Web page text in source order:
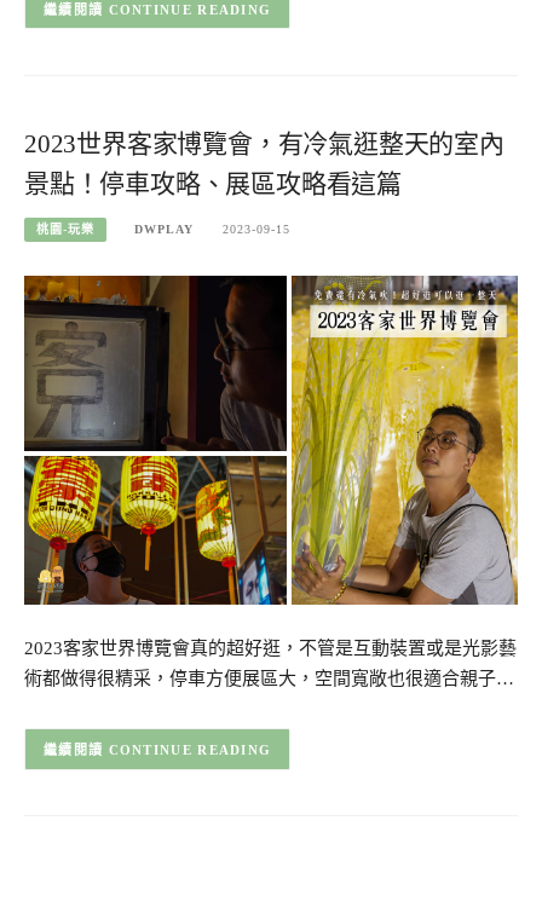
CONTINUE READING
2023世界客家博覽會，有冷氣逛整天的室內
景點！停車攻略、展區攻略看這篇
桃園-玩樂 DWPLAY 2023-09-15
2023客家世界博覽會真的超好逛，不管是互動裝置或是光影藝
術都做得很精采，停車方便展區大，空間寬敞也很適合親子…
CONTINUE READING